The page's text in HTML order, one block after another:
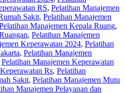
RS, Pelatihan Manajemen
Sakit, Pelatihan Manajemen
Manajemen Kepala Ruang,
, Pelatihan Manajemen
Keperawatan 2024, Pelatihan
, Pelatihan Manajemen
Pelatihan Manajemen Keperawatan
Rs, Pelatihan
Sakit, Pelatihan Manajemen Mutu
Manajemen Pelayanan dan